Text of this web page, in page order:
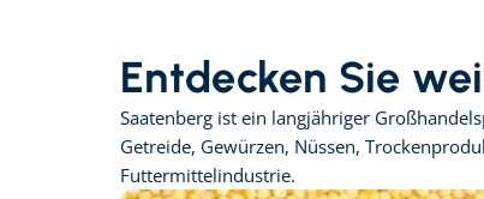
Entdecken Sie
Saatenberg ist ein langjähriger
Getreide, Gewürzen, Nüssen,
Futtermittelindustrie.